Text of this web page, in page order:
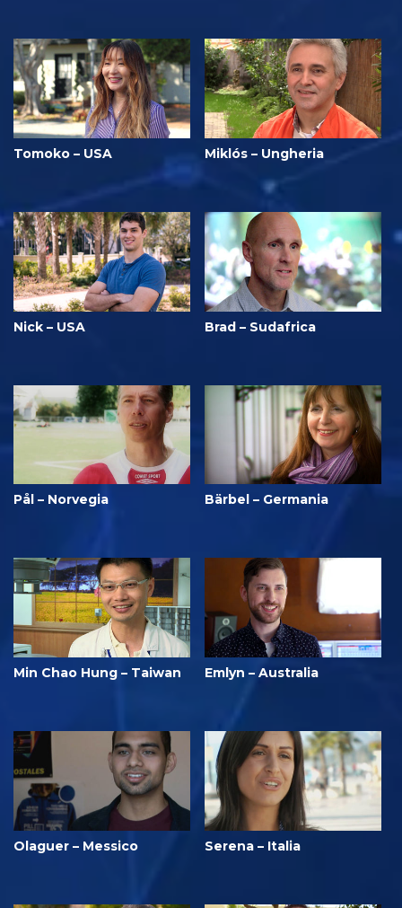
Tomoko – USA Miklós – Ungheria
Nick – USA Brad – Sudafrica
Pål – Norvegia Bärbel – Germania
Min Chao Hung – Taiwan Emlyn – Australia
Olaguer – Messico Serena – Italia